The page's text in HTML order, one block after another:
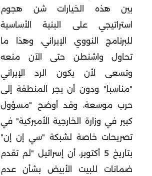
بين هذه الخيارات شن هجوم
استراتيجي على البنية الأساسية
للبرنامج النووي الإيراني، وهذا ما
تحاول واشنطن حتى الآن منعه
وتسعى لأن يكون الرد الإيراني
"مناسباً" ودون أن يجر المنطقة إلى
حرب موسعة، وقد أوضح "مسؤول
كبير في وزارة الخارجية الأميركية" في
تصريحات خاصة لشبكة "سي إن إن"
بتاريخ 5 أكتوبر، أن إسرائيل "لم تقدم
ضمانات للبيت الأبيض بشأن عدم
النووي
إلى
واجهة
حماس
وقطاع
غزة..
واقع
صعب
وهيكلة